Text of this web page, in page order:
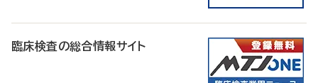
臨床検査の総合情報サイト